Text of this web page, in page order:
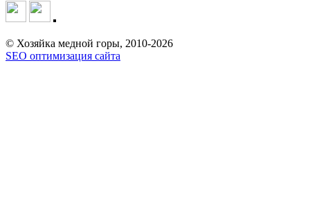
© Хозяйка медной горы, 2010-2026
SEO оптимизация сайта